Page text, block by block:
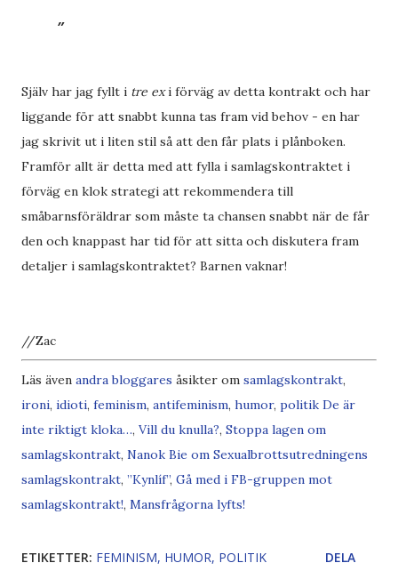
Själv har jag fyllt i tre exi förväg av detta kontrakt och har
liggande för att snabbt kunna tas fram vid behov - en har
jag skrivit ut i liten stil så att den får plats i plånboken.
Framför allt är detta med att fylla i samlagskontraktet i
förväg en klok strategi att rekommendera till
småbarnsföräldrar som måste ta chansen snabbt när de får
den och knappast har tid för att sitta och diskutera fram
detaljer i samlagskontraktet? Barnen vaknar!
//Zac
Läs även andra bloggares åsikter om samlagskontrakt,
ironi, idioti, feminism, antifeminism, humor, politik De är
inte riktigt kloka…, Vill du knulla?, Stoppa lagen om
samlagskontrakt, Nanok Bie om Sexualbrottsutredningens
samlagskontrakt, ”Kynlíf”, Gå med i FB-gruppen mot
samlagskontrakt!, Mansfrågorna lyfts!
ETIKETTER: FEMINISM HUMOR POLITIK DELA